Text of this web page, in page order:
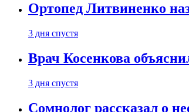
Ортопед Литвиненко
3 дня спустя
Врач Косенкова
3 дня спустя
Сомнолог рассказал о